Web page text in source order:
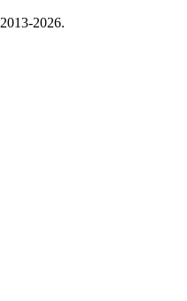
2013-2026.